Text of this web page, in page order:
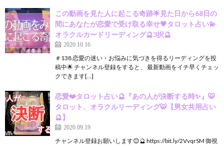
この動画を見た人に起こる奇跡🌟見た日から68日の
間にあなたが恋愛で受け取る幸せ💗タロット占い💫
オラクルカードリーディング🔮3択🔮
2020.10.16
＃138 恋愛の迷い・お悩みに気づきを得るリーディングを投
稿中🌟 チャンネル登録をすると、 最新動画をイチ早くチェッ
クできます[…]
恋愛❤️タロット占い🔮『あの人が決断する時✨』🐯
タロット、オラクルリーディング🐯【男女共用占い
🔮】
2020.09.19
チャンネル登録お願いします😊🔮 https://bit.ly/2VvqrSM 御視